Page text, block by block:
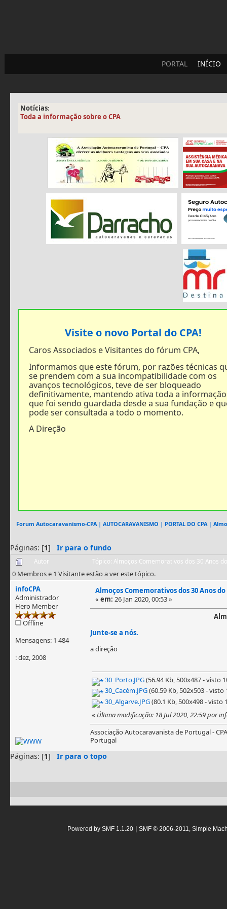
PORTAL INÍCIO
Notícias:
Toda a informação sobre o CPA
Visite o novo Portal do CPA!
Caros Associados e Visitantes do fórum CPA,
Informamos que este fórum, por razões técnicas
se prendem com a sua incompatibilidade com os
avanços tecnológicos, teve de ser bloqueado
definitivamente, mantendo ativa toda a informação
que foi sendo guardada desde a sua fundação e
pode ser consultada a todo o momento.
A Direção
Forum Autocaravanismo-CPA| AUTOCARAVANISMO | PORTAL DO CPA|
Páginas: [1] Ir para o fundo
Autor Tópico: Almoços Comemorativos dos 30 Anos
0 Membros e 1 Visitante estão a ver este tópico.
infoCPA
Administrador
Hero Member
Offline
Mensagens: 1 484
: dez, 2008
Almoços Comemorativos dos 30 Anos do
« em: 26 Jan 2020, 00:53 »
Junte-se a nós.
a direção
30_Porto.JPG(56.94 Kb, 500x487 - visto
30_Cacém.JPG(60.59 Kb, 502x503 - visto
30_Algarve.JPG(80.1 Kb, 500x498 - visto
« Última modificação: 18 Jul 2020, 22:59 por
Associação Autocaravanista de Portugal - CPA
Portugal
Páginas: [1] Ir para o topo
Powered by SMF 1.1.20 | SMF © 2006-2011, Simple